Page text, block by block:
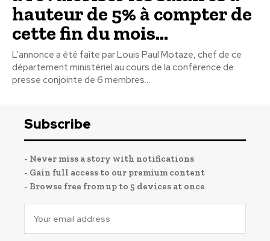
hauteur de 5% à compter de
cette fin du mois...
L’annonce a été faite par Louis Paul Motaze, chef de ce
département ministériel au cours de la conférence de
presse conjointe de 6 membres...
Subscribe
- Never miss a story with notifications
- Gain full access to our premium content
- Browse free from up to 5 devices at once